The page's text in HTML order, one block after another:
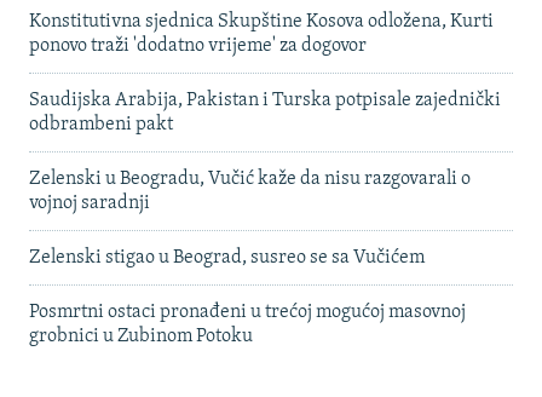
Konstitutivna sjednica Skupštine Kosova odložena, Kurti
ponovo traži 'dodatno vrijeme' za dogovor
Saudijska Arabija, Pakistan i Turska potpisale zajednički
odbrambeni pakt
Zelenski u Beogradu, Vučić kaže da nisu razgovarali o
vojnoj saradnji
Zelenski stigao u Beograd, susreo se sa Vučićem
Posmrtni ostaci pronađeni u trećoj mogućoj masovnoj
grobnici u Zubinom Potoku